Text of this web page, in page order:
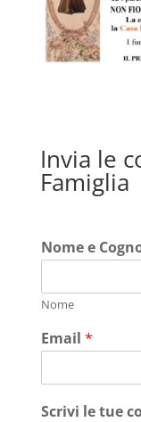
Invia le
Famiglia
Nome e
Nome
Email *
Scrivi le tue